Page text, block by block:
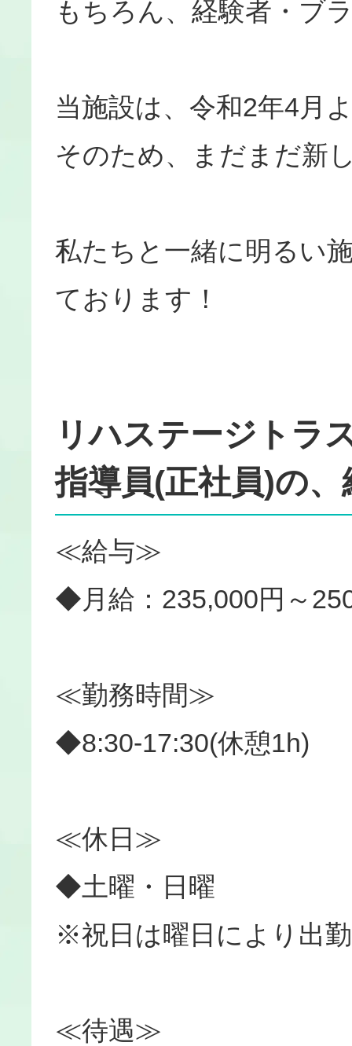
もちろん、経験者・ブ
当施設は、令和2年4月
そのため、まだまだ新
私たちと一緒に明るい
ております！
リハステージトラ
指導員(正社員)の
≪給与≫
◆月給：235,000円～
≪勤務時間≫
◆8:30-17:30(休憩1h)
≪休日≫
◆土曜・日曜
※祝日は曜日により出
≪待遇≫